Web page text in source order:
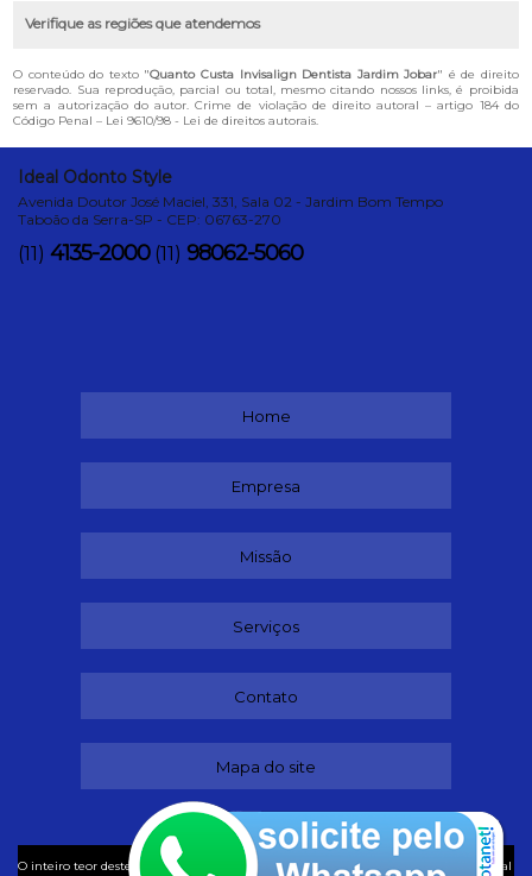
Verifique as regiões que atendemos
O conteúdo do texto "Quanto Custa Invisalign Dentista Jardim Jobar" é de direito
reservado. Sua reprodução, parcial ou total, mesmo citando nossos links, é proibida
sem a autorização do autor. Crime de violação de direito autoral – artigo 184 do
Código Penal – Lei 9610/98 - Lei de direitos autorais.
Ideal Odonto Style
Avenida Doutor José Maciel, 331, Sala 02 - Jardim Bom Tempo
Taboão da Serra-SP - CEP: 06763-270
(11) 4135-2000 (11) 98062-5060
Home
Empresa
Missão
Serviços
Contato
Mapa do site
O inteiro teor deste site está sujeito à proteção de direitos autorais. Copyright Ideal